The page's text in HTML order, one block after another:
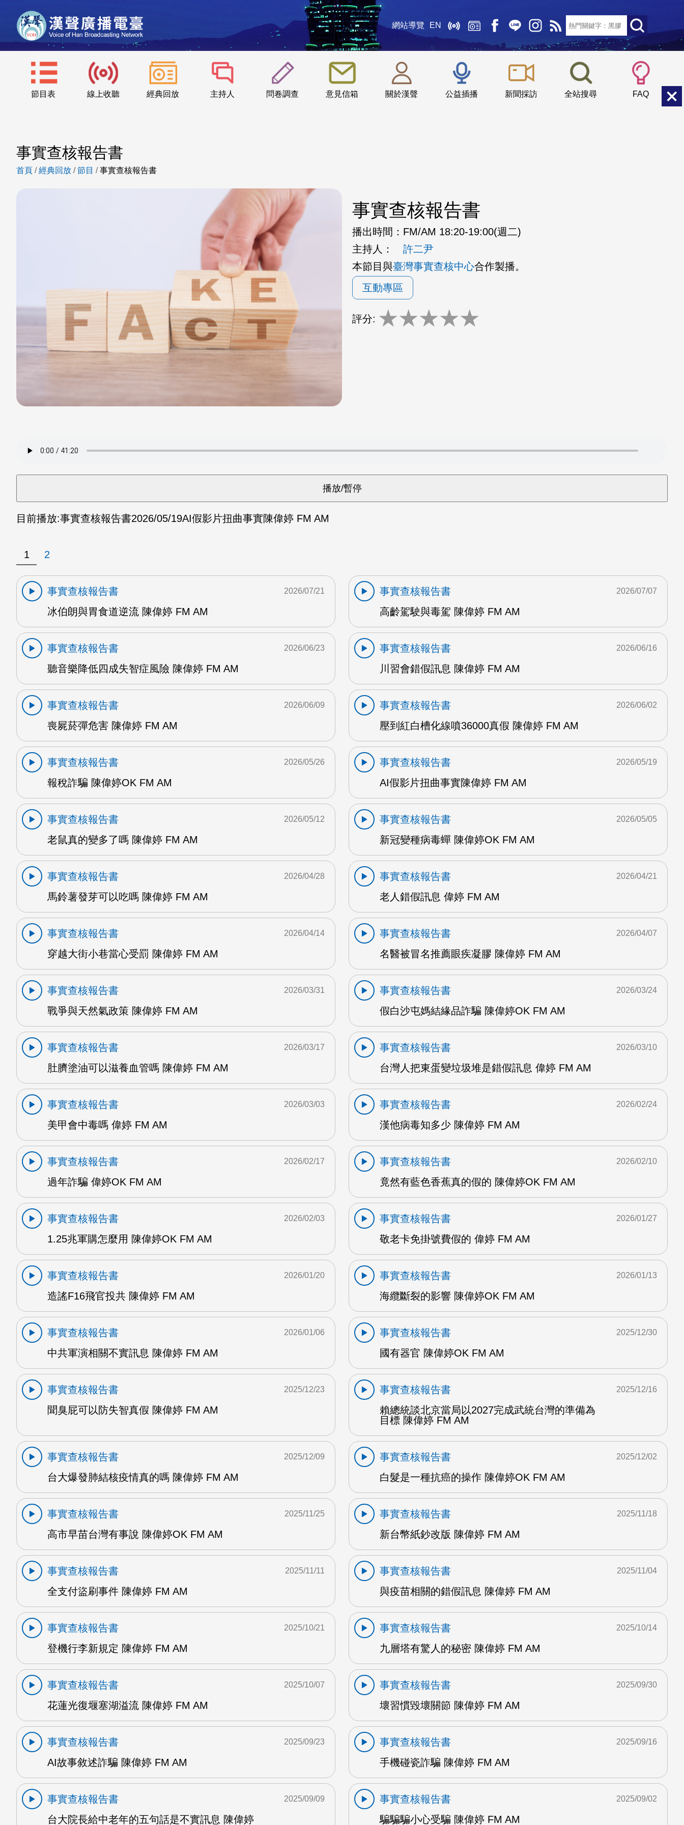
網站導覽 EN
節目表 線上收聽 經典回放 主持人 問卷調查 意見信箱 關於漢聲 公益插播 新聞採訪 全站搜尋 FAQ
::: 小 中
事實查核報告書
首頁 /經典回放 /節目 /事實查核報告書
事實查核報告書
播出時間： FM/AM 18:20-19:00(週二)
主持人：
許二尹
本節目與臺灣事實查核中心合作製播。
互動專區
評分: ★★★★★
目前播放:事實查核報告書2026/05/19AI假影片扭曲事實陳偉婷 FM AM
1 2
事實查核報告書
冰伯朗與胃食道逆流 陳偉婷 FM AM
2026/07/21
事實查核報告書
高齡駕駛與毒駕 陳偉婷 FM AM
2026/07/07
事實查核報告書
聽音樂降低四成失智症風險 陳偉婷 FM AM
2026/06/23
事實查核報告書
川習會錯假訊息 陳偉婷 FM AM
2026/06/16
事實查核報告書
喪屍菸彈危害 陳偉婷 FM AM
2026/06/09
事實查核報告書
壓到紅白槽化線噴36000真假 陳偉婷 FM AM
2026/06/02
事實查核報告書
報稅詐騙 陳偉婷OK FM AM
2026/05/26
事實查核報告書
AI假影片扭曲事實陳偉婷 FM AM
2026/05/19
事實查核報告書
老鼠真的變多了嗎 陳偉婷 FM AM
2026/05/12
事實查核報告書
新冠變種病毒蟬 陳偉婷OK FM AM
2026/05/05
事實查核報告書
馬鈴薯發芽可以吃嗎 陳偉婷 FM AM
2026/04/28
事實查核報告書
老人錯假訊息 偉婷 FM AM
2026/04/21
事實查核報告書
穿越大街小巷當心受罰 陳偉婷 FM AM
2026/04/14
事實查核報告書
名醫被冒名推薦眼疾凝膠 陳偉婷 FM AM
2026/04/07
事實查核報告書
戰爭與天然氣政策 陳偉婷 FM AM
2026/03/31
事實查核報告書
假白沙屯媽結緣品詐騙 陳偉婷OK FM AM
2026/03/24
事實查核報告書
肚臍塗油可以滋養血管嗎 陳偉婷 FM AM
2026/03/17
事實查核報告書
台灣人把東蛋變垃圾堆是錯假訊息 偉婷 FM AM
2026/03/10
事實查核報告書
美甲會中毒嗎 偉婷 FM AM
2026/03/03
事實查核報告書
漢他病毒知多少 陳偉婷 FM AM
2026/02/24
事實查核報告書
過年詐騙 偉婷OK FM AM
2026/02/17
事實查核報告書
竟然有藍色香蕉真的假的 陳偉婷OK FM AM
2026/02/10
事實查核報告書
1.25兆軍購怎麼用 陳偉婷OK FM AM
2026/02/03
事實查核報告書
敬老卡免掛號費假的 偉婷 FM AM
2026/01/27
事實查核報告書
造謠F16飛官投共 陳偉婷 FM AM
2026/01/20
事實查核報告書
海纜斷裂的影響 陳偉婷OK FM AM
2026/01/13
事實查核報告書
中共軍演相關不實訊息 陳偉婷 FM AM
2026/01/06
事實查核報告書
國有器官 陳偉婷OK FM AM
2025/12/30
事實查核報告書
聞臭屁可以防失智真假 陳偉婷 FM AM
2025/12/23
事實查核報告書
賴總統談北京當局以2027完成武統台灣的準備為
目標 陳偉婷 FM AM
2025/12/16
事實查核報告書
台大爆發肺結核疫情真的嗎 陳偉婷 FM AM
2025/12/09
事實查核報告書
白髮是一種抗癌的操作 陳偉婷OK FM AM
2025/12/02
事實查核報告書
高市早苗台灣有事說 陳偉婷OK FM AM
2025/11/25
事實查核報告書
新台幣紙鈔改版 陳偉婷 FM AM
2025/11/18
事實查核報告書
全支付盜刷事件 陳偉婷 FM AM
2025/11/11
事實查核報告書
與疫苗相關的錯假訊息 陳偉婷 FM AM
2025/11/04
事實查核報告書
登機行李新規定 陳偉婷 FM AM
2025/10/21
事實查核報告書
九層塔有驚人的秘密 陳偉婷 FM AM
2025/10/14
事實查核報告書
花蓮光復堰塞湖溢流 陳偉婷 FM AM
2025/10/07
事實查核報告書
壞習慣毀壞關節 陳偉婷 FM AM
2025/09/30
事實查核報告書
AI故事敘述詐騙 陳偉婷 FM AM
2025/09/23
事實查核報告書
手機碰瓷詐騙 陳偉婷 FM AM
2025/09/16
事實查核報告書
台大院長給中老年的五句話是不實訊息 陳偉婷
2025/09/09
事實查核報告書
騙騙騙小心受騙 陳偉婷 FM AM
2025/09/02